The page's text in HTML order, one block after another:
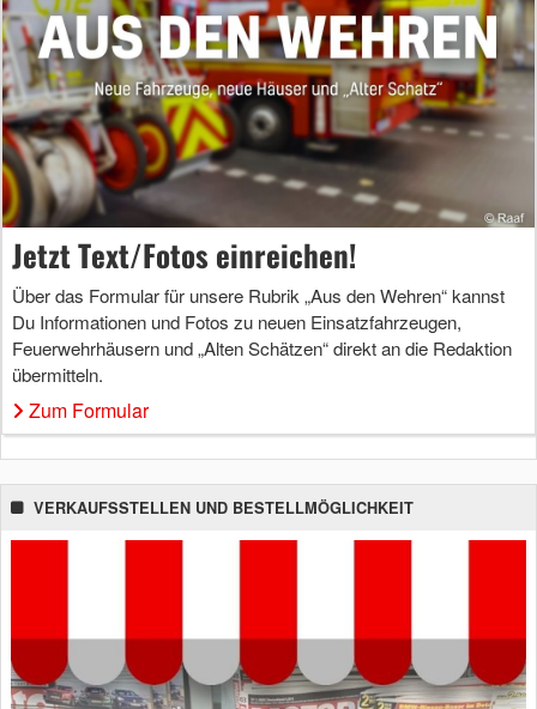
Jetzt Text/Fotos einreichen!
Über das Formular für unsere Rubrik „Aus den Wehren“ kannst
Du Informationen und Fotos zu neuen Einsatzfahrzeugen,
Feuerwehrhäusern und „Alten Schätzen“ direkt an die Redaktion
übermitteln.
Zum Formular
VERKAUFSSTELLEN UND BESTELLMÖGLICHKEIT